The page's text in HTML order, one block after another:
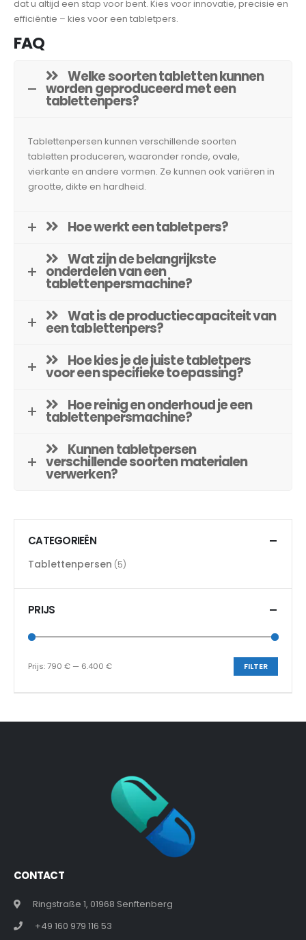
dat u altijd een stap voor bent. Kies voor innovatie, precisie en
efficiëntie – kies voor een tabletpers.
FAQ
Welke soorten tabletten kunnen
worden geproduceerd met een
tablettenpers?
Tablettenpersen kunnen verschillende soorten
tabletten produceren, waaronder ronde, ovale,
vierkante en andere vormen. Ze kunnen ook variëren in
grootte, dikte en hardheid.
Hoe werkt een tabletpers?
Wat zijn de belangrijkste
onderdelen van een
tablettenpersmachine?
Wat is de productiecapaciteit van
een tablettenpers?
Hoe kies je de juiste tabletpers
voor een specifieke toepassing?
Hoe reinig en onderhoud je een
tablettenpersmachine?
Kunnen tabletpersen
verschillende soorten materialen
verwerken?
CATEGORIEËN
Tablettenpersen (5)
PRIJS
Min.
Max.
FILTER
Prijs:790 € — 6.400 €
CONTACT
Ringstraße 1, 01968 Senftenberg
+49 160 979 116 53